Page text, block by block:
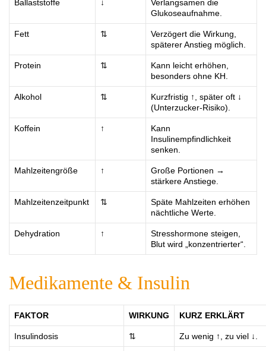
Ballaststoffe ↓
Verlangsamen die
Glukoseaufnahme.
Fett ⇅
Verzögert die Wirkung,
späterer Anstieg möglich.
Protein ⇅
Kann leicht erhöhen,
besonders ohne KH.
Alkohol ⇅
Kurzfristig ↑, später oft ↓
(Unterzucker-Risiko).
Koffein ↑
Kann
Insulinempfindlichkeit
senken.
Mahlzeitengröße ↑
Große Portionen →
stärkere Anstiege.
Mahlzeitenzeitpunkt ⇅
Späte Mahlzeiten erhöhen
nächtliche Werte.
Dehydration ↑
Stresshormone steigen,
Blut wird „konzentrierter“.
Medikamente & Insulin
FAKTOR WIRKUNG KURZ ERKLÄRT
Insulindosis ⇅ Zu wenig ↑, zu viel ↓.